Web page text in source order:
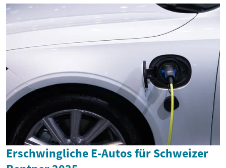
Erschwingliche E-Autos für Schweizer